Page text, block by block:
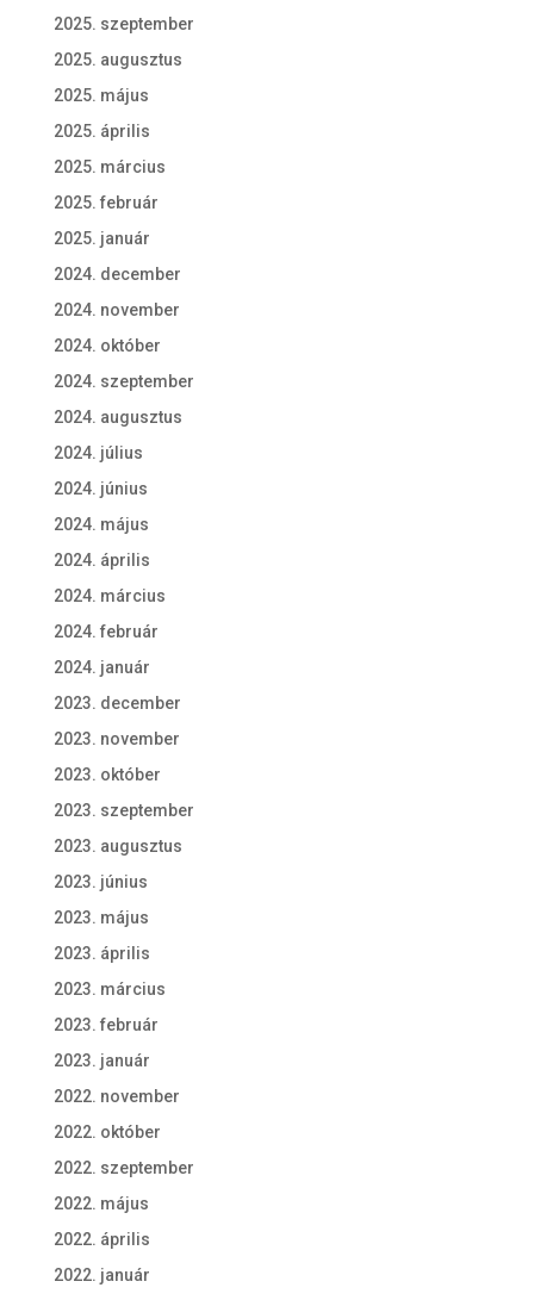
2025. szeptember
2025. augusztus
2025. május
2025. április
2025. március
2025. február
2025. január
2024. december
2024. november
2024. október
2024. szeptember
2024. augusztus
2024. július
2024. június
2024. május
2024. április
2024. március
2024. február
2024. január
2023. december
2023. november
2023. október
2023. szeptember
2023. augusztus
2023. június
2023. május
2023. április
2023. március
2023. február
2023. január
2022. november
2022. október
2022. szeptember
2022. május
2022. április
2022. január